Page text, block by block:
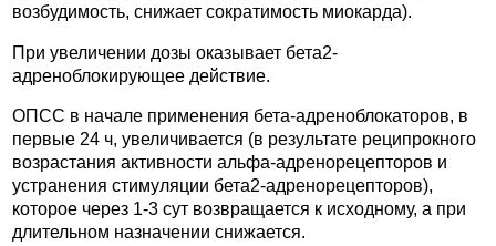
возбудимость, снижает сократимость миокарда).
При увеличении дозы оказывает бета2-
адреноблокирующее действие.
ОПСС в начале применения бета-адреноблокаторов, в
первые 24 ч, увеличивается (в результате реципрокного
возрастания активности альфа-адренорецепторов и
устранения стимуляции бета2-адренорецепторов),
которое через 1-3 сут возвращается к исходному, а при
длительном назначении снижается.